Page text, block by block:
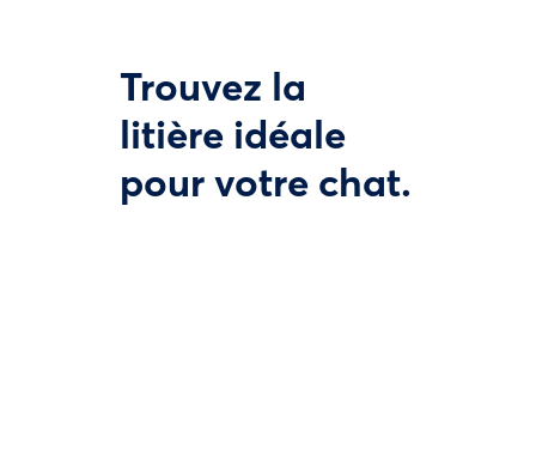
Trouvez la
litière idéale
pour votre chat.